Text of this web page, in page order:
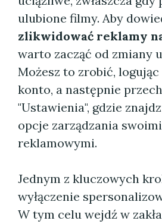
ulubione filmy. Aby
zlikwidować reklamy
warto zacząć od zmiany
Możesz to zrobić,
konto, a następnie
"Ustawienia", gdzie
opcje zarządzania
reklamowymi.
Jednym z kluczowych
wyłączenie
W tym celu wejdź w